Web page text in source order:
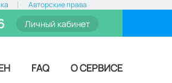
Авторские права
Личный кабинет
FAQ О СЕРВИСЕ